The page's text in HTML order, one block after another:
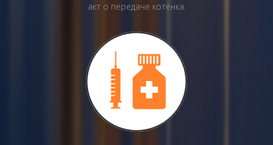
акт о передаче котёнка.